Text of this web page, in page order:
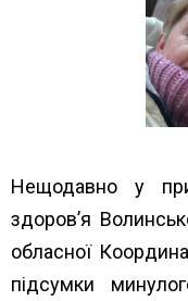
Нещодавно у
здоров’я
обласної
підсумки